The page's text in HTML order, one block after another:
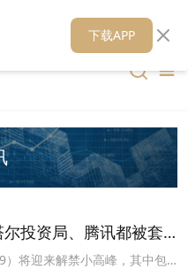
财华媒体矩阵 财华智库
投资局、腾讯都被套
将迎来解禁小高峰，其中包
下载APP